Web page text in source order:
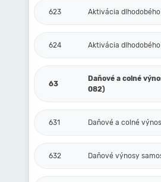
623 Aktivácia
624 Aktivácia
63
Daňové a colné
082)
631 Daňové a colné
632 Daňové výnosy